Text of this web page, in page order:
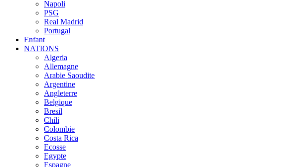
Napoli
PSG
Real Madrid
Portugal
Enfant
NATIONS
Algeria
Allemagne
Arabie Saoudite
Argentine
Angleterre
Belgique
Bresil
Chili
Colombie
Costa Rica
Ecosse
Egypte
Espagne